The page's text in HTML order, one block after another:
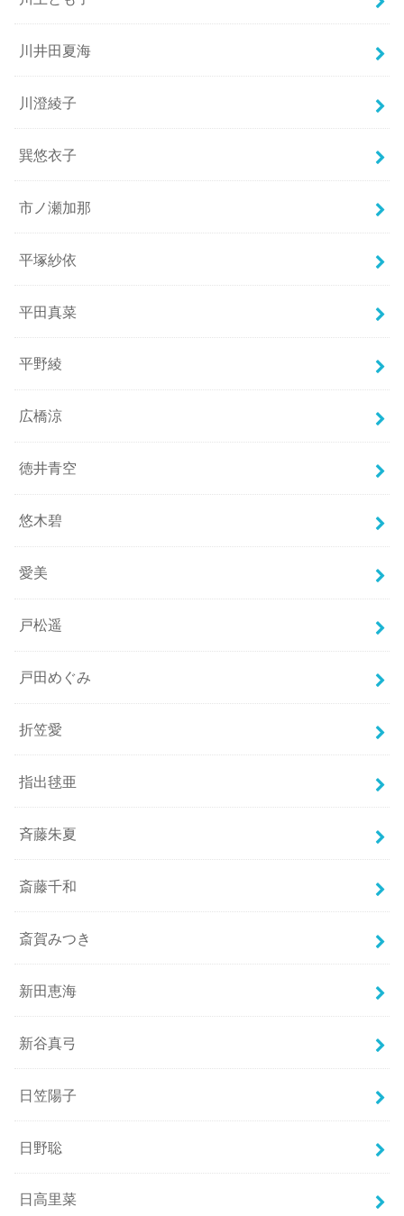
川井田夏海
川澄綾子
巽悠衣子
市ノ瀬加那
平塚紗依
平田真菜
平野綾
広橋涼
徳井青空
悠木碧
愛美
戸松遥
戸田めぐみ
折笠愛
指出毬亜
斉藤朱夏
斎藤千和
斎賀みつき
新田恵海
新谷真弓
日笠陽子
日野聡
日高里菜